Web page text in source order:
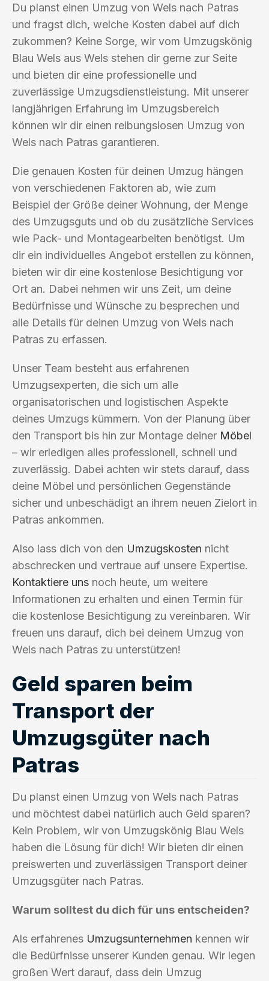
Du planst einen Umzug von Wels nach Patras
und fragst dich, welche Kosten dabei auf dich
zukommen? Keine Sorge, wir vom Umzugskönig
Blau Wels aus Wels stehen dir gerne zur Seite
und bieten dir eine professionelle und
zuverlässige Umzugsdienstleistung. Mit unserer
langjährigen Erfahrung im Umzugsbereich
können wir dir einen reibungslosen Umzug von
Wels nach Patras garantieren.
Die genauen Kosten für deinen Umzug hängen
von verschiedenen Faktoren ab, wie zum
Beispiel der Größe deiner Wohnung, der Menge
des Umzugsguts und ob du zusätzliche Services
wie Pack- und Montagearbeiten benötigst. Um
dir ein individuelles Angebot erstellen zu können,
bieten wir dir eine kostenlose Besichtigung vor
Ort an. Dabei nehmen wir uns Zeit, um deine
Bedürfnisse und Wünsche zu besprechen und
alle Details für deinen Umzug von Wels nach
Patras zu erfassen.
Unser Team besteht aus erfahrenen
Umzugsexperten, die sich um alle
organisatorischen und logistischen Aspekte
deines Umzugs kümmern. Von der Planung über
den Transport bis hin zur Montage deiner Möbel
– wir erledigen alles professionell, schnell und
zuverlässig. Dabei achten wir stets darauf, dass
deine Möbel und persönlichen Gegenstände
sicher und unbeschädigt an ihrem neuen Zielort in
Patras ankommen.
Also lass dich von den Umzugskosten nicht
abschrecken und vertraue auf unsere Expertise.
Kontaktiere uns noch heute, um weitere
Informationen zu erhalten und einen Termin für
die kostenlose Besichtigung zu vereinbaren. Wir
freuen uns darauf, dich bei deinem Umzug von
Wels nach Patras zu unterstützen!
Geld sparen beim
Transport der
Umzugsgüter nach
Patras
Du planst einen Umzug von Wels nach Patras
und möchtest dabei natürlich auch Geld sparen?
Kein Problem, wir von Umzugskönig Blau Wels
haben die Lösung für dich! Wir bieten dir einen
preiswerten und zuverlässigen Transport deiner
Umzugsgüter nach Patras.
Warum solltest du dich für uns entscheiden?
Als erfahrenes Umzugsunternehmen kennen wir
die Bedürfnisse unserer Kunden genau. Wir legen
großen Wert darauf, dass dein Umzug